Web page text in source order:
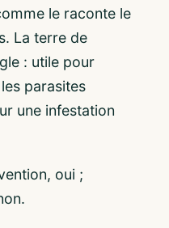
le raconte le
La terre de
: utile pour
parasites
une infestation
oui ;